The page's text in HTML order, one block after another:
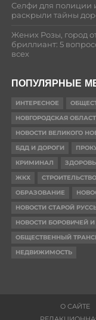
Селфи для полиции
раскрыли тайны
Жених Розы, город
бриллиант: 5
всех
ПОПУЛЯРНЫЕ
ИНТЕРЕСНОЕ
НОВГОРОДСКАЯ
НОВОСТИ ВЕЛИКОГО
БДД И ДОРОГИ
КРИМИНАЛ
ЖКХ
СТРОИТЕЛЬСТВО
ОБРАЗОВАНИЕ
НОВОСТИ СТАРОЙ
НОВОСТИ БОРОВИЧЕЙ
ОБЩЕСТВЕННЫЙ
НЕДВИЖИМОСТЬ
О САЙТЕ